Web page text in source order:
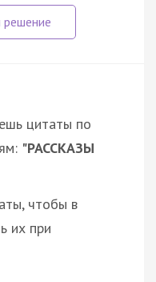
цитаты по
"РАССКАЗЫ
чтобы в
их при